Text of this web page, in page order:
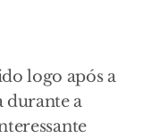
logo após a
durante a